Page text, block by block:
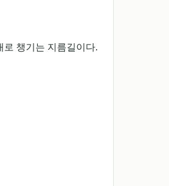
챙기는 지름길이다.